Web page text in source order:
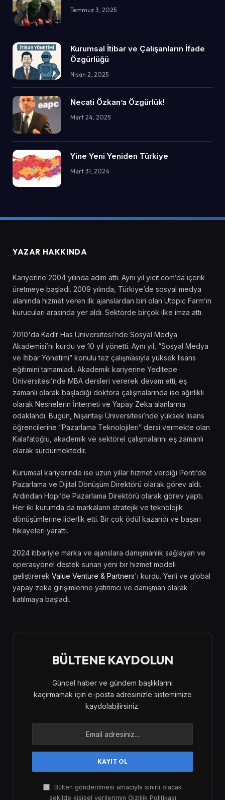
Temmuz 3, 2025
Kurumsal İtibar ve Çalışanların İfade
Özgürlüğü
Nisan 2, 2025
Necati Özkan’a Özgürlük!
Mart 24, 2025
Yine Yeni Yeniden Türkiye
Mart 31, 2024
YAZAR HAKKINDA
Kariyerine 2004 yılında adım attı. Aynı yıl yicit.com’da içerik
üretmeye başladı. 2009 yılında, Türkiye’de sosyal medya
alanında hizmet veren ilk ajanslardan biri olan Utopic Farm’ın
kurucuları arasında yer aldı. Sektörde birçok ilke imza attı.
2010'da Kadir Has Üniversitesi’nde Sosyal Medya
Akademisi’ni kurdu ve 10 yıl yönetti. Aynı yıl, “Sosyal Medya
ve İtibar Yönetimi” konulu tez çalışmasıyla yüksek lisans
eğitimini tamamladı. Akademik kariyerine Yeditepe
Üniversitesi’nde MBA dersleri vererek devam etti; eş
zamanlı olarak başladığı doktora çalışmalarında ise ağırlıklı
olarak Nesnelerin İnterneti ve Yapay Zeka alanlarına
odaklandı. Bugün, Nişantaşı Üniversitesi’nde yüksek lisans
öğrencilerine “Pazarlama Teknolojileri” dersi vermekte olan
Kalafatoğlu, akademik ve sektörel çalışmalarını eş zamanlı
olarak sürdürmektedir.
Kurumsal kariyerinde ise uzun yıllar hizmet verdiği Penti’de
Pazarlama ve Dijital Dönüşüm Direktörü olarak görev aldı.
Ardından Hopi’de Pazarlama Direktörü olarak görev yaptı.
Her iki kurumda da markaların stratejik ve teknolojik
dönüşümlerine liderlik etti. Bir çok ödül kazandı ve başarı
hikayeleri yarattı.
2024 itibariyle marka ve ajanslara danışmanlık sağlayan ve
operasyonel destek sunan yeni bir hizmet modeli
geliştirerek Value Venture & Partners'ı kurdu. Yerli ve global
yapay zeka girişimlerine yatırımcı ve danışman olarak
katılmaya başladı.
BÜLTENE KAYDOLUN
Güncel haber ve gündem başlıklarını
kaçırmamak için e-posta adresinizle sistemimize
kaydolabilirsiniz.
Bülten gönderilmesi amacıyla sınırlı olacak
şekilde kişisel verilerimin Gizlilik Politikası